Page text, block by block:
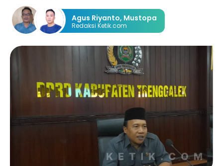
Agus Riyanto, Mustopa
Redaksi Ketik.com